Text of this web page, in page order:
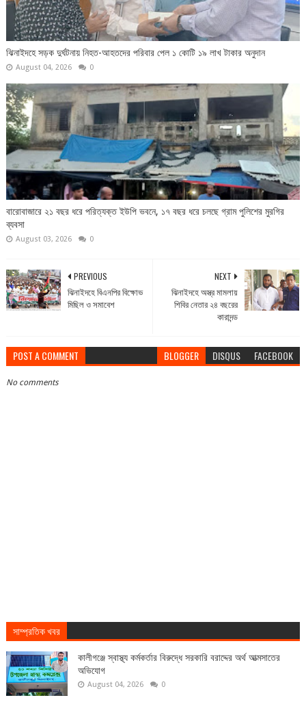
ঝিনাইদহে সড়ক দুর্ঘটনায় নিহত-আহতদের পরিবার পেল ১ কোটি ১৯ লাখ টাকার অনুদান
August 04, 2026 0
বারোবাজারে ২১ বছর ধরে পরিত্যক্ত ইউপি ভবনে, ১৭ বছর ধরে চলছে গ্রাম পুলিশের মুরগির
ব্যবসা
August 03, 2026 0
NEXT
ঝিনাইদহে অস্ত্র মামলায়
শিবির নেতার ২৪ বছরের
কারাদন্ড
PREVIOUS
ঝিনাইদহে বিএনপির বিক্ষোভ
মিছিল ও সমাবেশ
POST A COMMENT BLOGGER DISQUS FACEBOOK
No comments
সাম্প্রতিক খবর
কালীগঞ্জে স্বাস্থ্য কর্মকর্তার বিরুদ্ধে সরকারি বরাদ্দের অর্থ আত্মসাতের
অভিযোগ
August 04, 2026 0